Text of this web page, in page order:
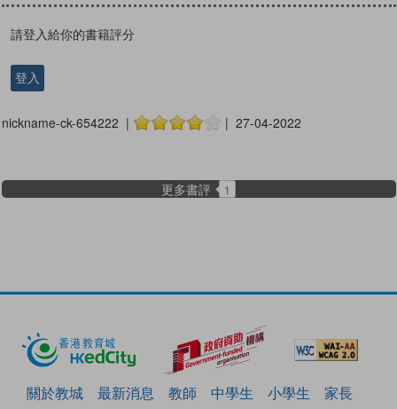
請登入給你的書籍評分
登入
nickname-ck-654222 | | 27-04-2022
更多書評 1
關於教城 最新消息 教師 中學生 小學生
家長